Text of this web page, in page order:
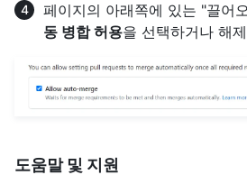
페이지의 아래쪽에 있는 "끌어
동 병합 허용을 선택하거나 해
도움말 및 지원